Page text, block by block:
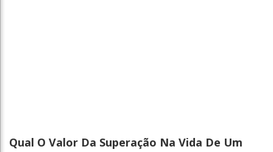
Qual O Valor Da Superação Na Vida De Um